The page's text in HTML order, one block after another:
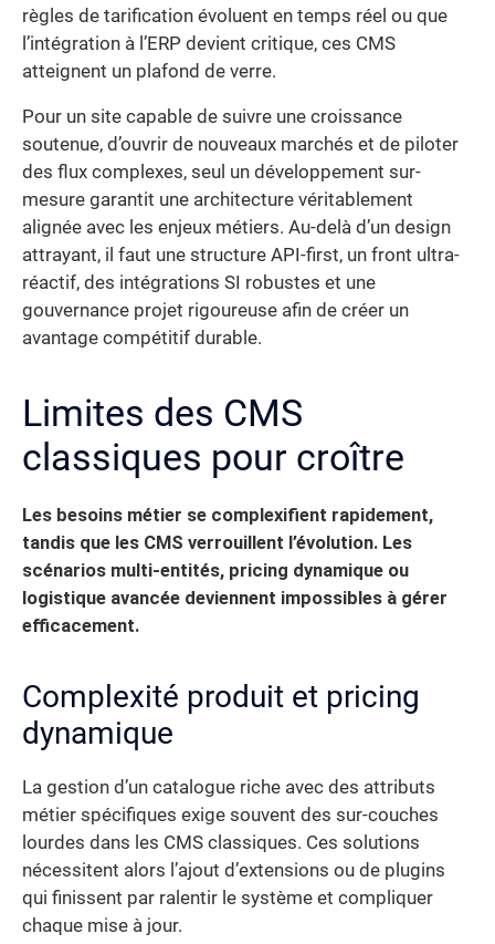
règles de tarification évoluent en temps réel ou que
l’intégration à l’ERP devient critique, ces CMS
atteignent un plafond de verre.
Pour un site capable de suivre une croissance
soutenue, d’ouvrir de nouveaux marchés et de piloter
des flux complexes, seul un développement sur-
mesure garantit une architecture véritablement
alignée avec les enjeux métiers. Au-delà d’un design
attrayant, il faut une structure API-first, un front ultra-
réactif, des intégrations SI robustes et une
gouvernance projet rigoureuse afin de créer un
avantage compétitif durable.
Limites des CMS
classiques pour croître
Les besoins métier se complexifient rapidement,
tandis que les CMS verrouillent l’évolution. Les
scénarios multi-entités, pricing dynamique ou
logistique avancée deviennent impossibles à gérer
efficacement.
Complexité produit et pricing
dynamique
La gestion d’un catalogue riche avec des attributs
métier spécifiques exige souvent des sur-couches
lourdes dans les CMS classiques. Ces solutions
nécessitent alors l’ajout d’extensions ou de plugins
qui finissent par ralentir le système et compliquer
chaque mise à jour.